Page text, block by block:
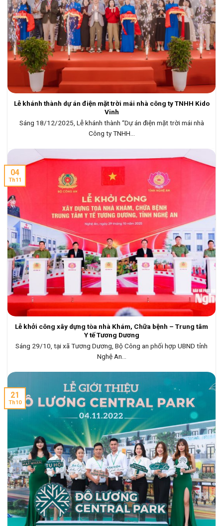
Lễ khánh thành dự án điện mặt trời mái nhà công ty TNHH Kido
Vinh
Sáng 18/12/2025, Lễ khánh thành “Dự án điện mặt trời mái nhà
Công ty TNHH...
Lễ khởi công xây dựng tòa nhà Khám, Chữa bệnh – Trung tâm
Y tế Tương Dương
Sáng 29/10, tại xã Tương Dương, Bộ Công an phối hợp UBND tỉnh
Nghệ An...
04
Th11
21
Th10